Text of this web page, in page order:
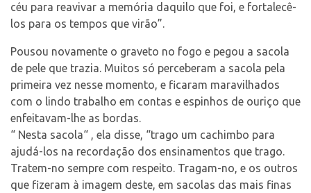
céu para reavivar a memória daquilo que foi, e fortalecê-
los para os tempos que virão”.
Pousou novamente o graveto no fogo e pegou a sacola
de pele que trazia. Muitos só perceberam a sacola pela
primeira vez nesse momento, e ficaram maravilhados
com o lindo trabalho em contas e espinhos de ouriço que
enfeitavam-lhe as bordas.
“ Nesta sacola“ , ela disse, “trago um cachimbo para
ajudá-los na recordação dos ensinamentos que trago.
Tratem-no sempre com respeito. Tragam-no, e os outros
que fizeram à imagem deste, em sacolas das mais finas